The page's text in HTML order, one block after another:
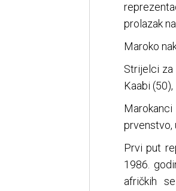
prolazak
Maroko
Strijelci za
Kaabi
prvenstvo,
Prvi put
1986.
afričkih